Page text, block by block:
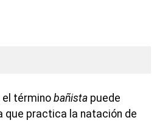
el término bañista puede
que practica la natación de